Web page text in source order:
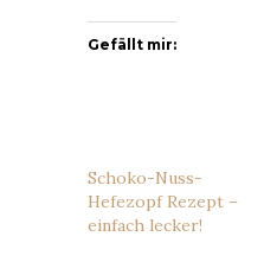
Gefällt mir:
Schoko-Nuss-
Hefezopf Rezept –
einfach lecker!